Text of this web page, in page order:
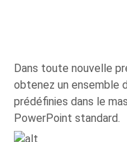
Dans toute nouvelle
obtenez un ensemble
prédéfinies dans le
PowerPoint standard.